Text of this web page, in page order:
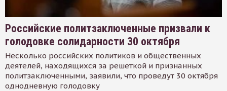
Российские политзаключенные призвали к
голодовке солидарности 30 октября
Несколько российских политиков и общественных
деятелей, находящихся за решеткой и признанных
политзаключенными, заявили, что проведут 30 октября
однодневную голодовку